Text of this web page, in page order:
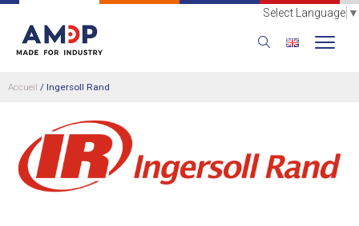
Select Language ▼
Accueil / Ingersoll Rand